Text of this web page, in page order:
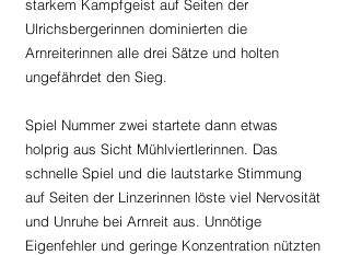
starkem Kampfgeist auf Seiten der
Ulrichsbergerinnen dominierten die
Arnreiterinnen alle drei Sätze und holten
ungefährdet den Sieg.
Spiel Nummer zwei startete dann etwas
holprig aus Sicht Mühlviertlerinnen. Das
schnelle Spiel und die lautstarke Stimmung
auf Seiten der Linzerinnen löste viel Nervosität
und Unruhe bei Arnreit aus. Unnötige
Eigenfehler und geringe Konzentration nützten